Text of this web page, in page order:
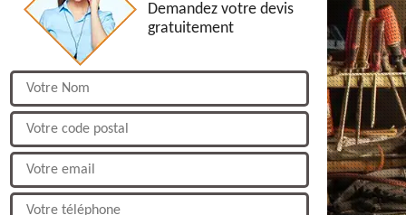
Demandez votre devis
gratuitement